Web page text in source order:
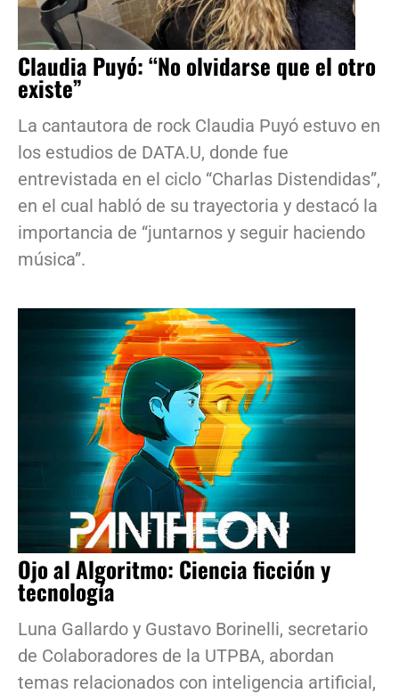
Claudia Puyó: “No olvidarse que el otro
existe”
La cantautora de rock Claudia Puyó estuvo en
los estudios de DATA.U, donde fue
entrevistada en el ciclo “Charlas Distendidas”,
en el cual habló de su trayectoria y destacó la
importancia de “juntarnos y seguir haciendo
música”.
Ojo al Algoritmo: Ciencia ficción y
tecnología
Luna Gallardo y Gustavo Borinelli, secretario
de Colaboradores de la UTPBA, abordan
temas relacionados con inteligencia artificial,